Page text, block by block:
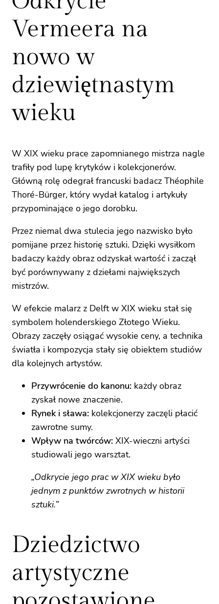
Vermeera na
nowo w
dziewiętnastym
wieku
W XIX wieku prace zapomnianego mistrza nagle
trafiły pod lupę krytyków i kolekcjonerów.
Główną rolę odegrał francuski badacz Théophile
Thoré-Bürger, który wydał katalog i artykuły
przypominające o jego dorobku.
Przez niemal dwa stulecia jego nazwisko było
pomijane przez historię sztuki. Dzięki wysiłkom
badaczy każdy obraz odzyskał wartość i zaczął
być porównywany z dziełami największych
mistrzów.
W efekcie malarz z Delft w XIX wieku stał się
symbolem holenderskiego Złotego Wieku.
Obrazy zaczęły osiągać wysokie ceny, a technika
światła i kompozycja stały się obiektem studiów
dla kolejnych artystów.
Przywrócenie do kanonu: każdy obraz
zyskał nowe znaczenie.
Rynek i sława: kolekcjonerzy zaczęli płacić
zawrotne sumy.
Wpływ na twórców: XIX‑wieczni artyści
studiowali jego warsztat.
„Odkrycie jego prac w XIX wieku było
jednym z punktów zwrotnych w historii
sztuki.”
Dziedzictwo
artystyczne